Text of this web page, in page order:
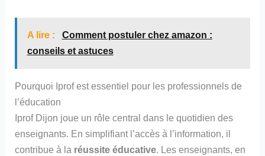
A lire :
Comment postuler chez amazon :
conseils et astuces
Pourquoi Iprof est essentiel pour les professionnels de
l’éducation
Iprof Dijon joue un rôle central dans le quotidien des
enseignants. En simplifiant l’accès à l’information, il
contribue à la réussite éducative. Les enseignants, en